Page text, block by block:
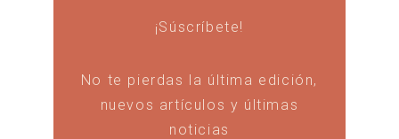
¡Súscríbete!
No te pierdas la última edición,
nuevos artículos y últimas
noticias